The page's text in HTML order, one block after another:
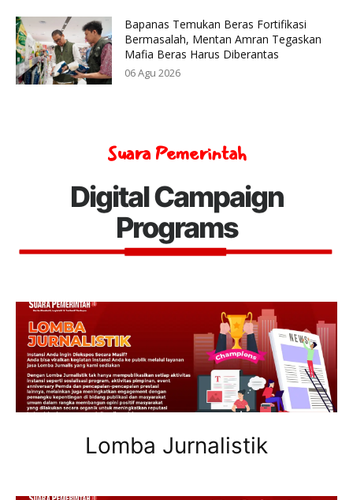
Bapanas Temukan Beras Fortifikasi
Bermasalah, Mentan Amran Tegaskan
Mafia Beras Harus Diberantas
06 Agu 2026
Suara Pemerintah
Digital Campaign
Programs
Lomba Jurnalistik